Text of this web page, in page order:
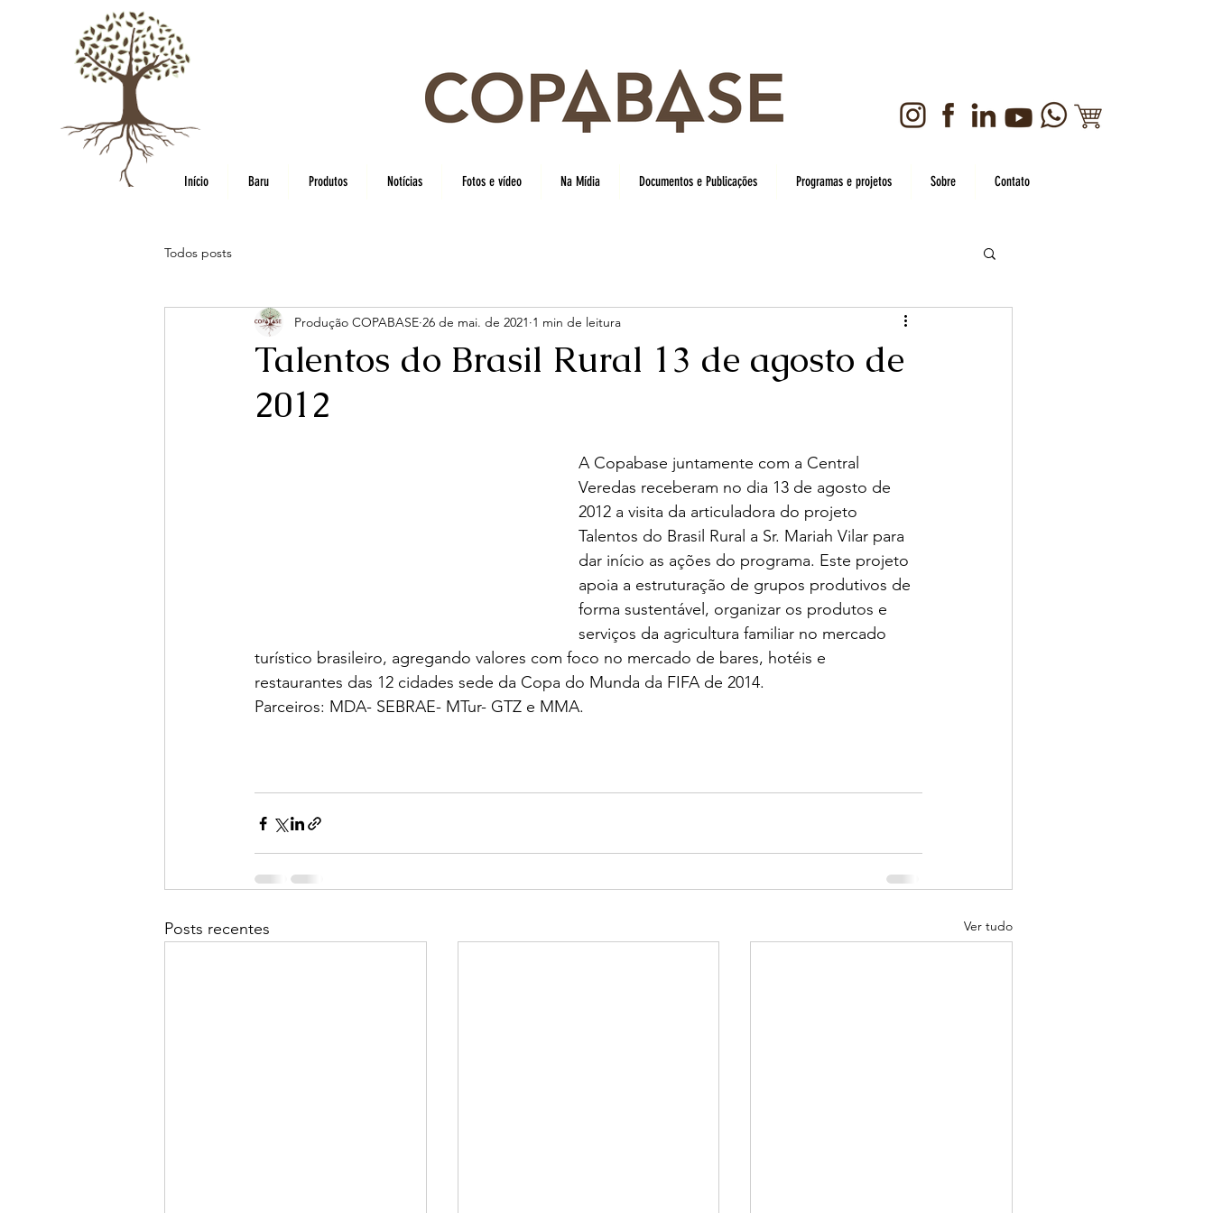
Início Baru Produtos Notícias Fotos e vídeo Na Mídia Documentos e Publicações Programas e projetos Sobre Contato
Todos posts
Talentos do Brasil Rural 13 de agosto de
2012
Produção COPABASE 26 de mai. de 2021 1 min de leitura
A Copabase juntamente com a Central
Veredas receberam no dia 13 de agosto de
2012 a visita da articuladora do projeto
Talentos do Brasil Rural a Sr. Mariah Vilar para
dar início as ações do programa. Este projeto
apoia a estruturação de grupos produtivos de
forma sustentável, organizar os produtos e
serviços da agricultura familiar no mercado
turístico brasileiro, agregando valores com foco no mercado de bares, hotéis e
restaurantes das 12 cidades sede da Copa do Munda da FIFA de 2014.
Parceiros: MDA- SEBRAE- MTur- GTZ e MMA.
Posts recentes Ver tudo